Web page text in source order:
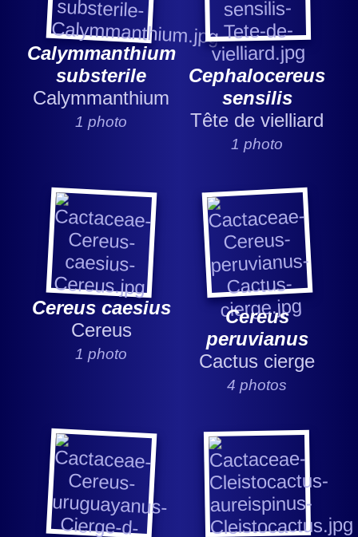
Calymmanthium
substerile
Calymmanthium
1 photo
Cephalocereus
sensilis
Tête de vielliard
1 photo
Cereus caesius
Cereus
1 photo
Cereus
peruvianus
Cactus cierge
4 photos